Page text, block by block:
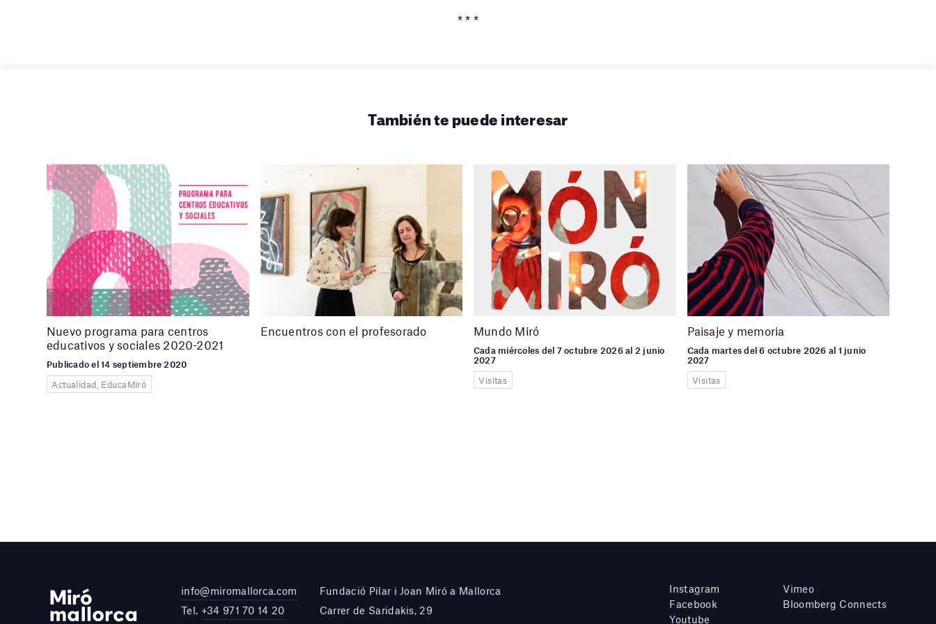
* * *
También te puede interesar
Nuevo programa para centros
educativos y sociales 2020-2021
Publicado el 14 septiembre 2020
Actualidad, EducaMiró
Encuentros con el profesorado Mundo Miró
Cada miércoles del 7 octubre 2026 al 2 junio
2027
Visitas
Paisaje y memoria
Cada martes del 6 octubre 2026 al 1 junio
2027
Visitas
info@miromallorca.com
Tel. +34 971 70 14 20
Fundació Pilar i Joan Miró a Mallorca
Carrer de Saridakis, 29
Instagram
Facebook
Youtube
Vimeo
Bloomberg Connects